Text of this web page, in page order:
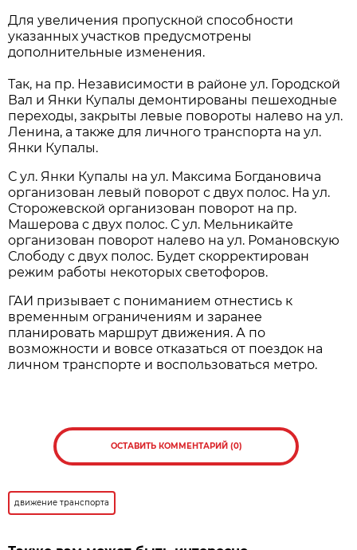
Для увеличения пропускной способности
указанных участков предусмотрены
дополнительные изменения.
Так, на пр. Независимости в районе ул. Городской
Вал и Янки Купалы демонтированы пешеходные
переходы, закрыты левые повороты налево на ул.
Ленина, а также для личного транспорта на ул.
Янки Купалы.
С ул. Янки Купалы на ул. Максима Богдановича
организован левый поворот с двух полос. На ул.
Сторожевской организован поворот на пр.
Машерова с двух полос. С ул. Мельникайте
организован поворот налево на ул. Романовскую
Слободу с двух полос. Будет скорректирован
режим работы некоторых светофоров.
ГАИ призывает с пониманием отнестись к
временным ограничениям и заранее
планировать маршрут движения. А по
возможности и вовсе отказаться от поездок на
личном транспорте и воспользоваться метро.
ОСТАВИТЬ КОММЕНТАРИЙ (0)
движение транспорта